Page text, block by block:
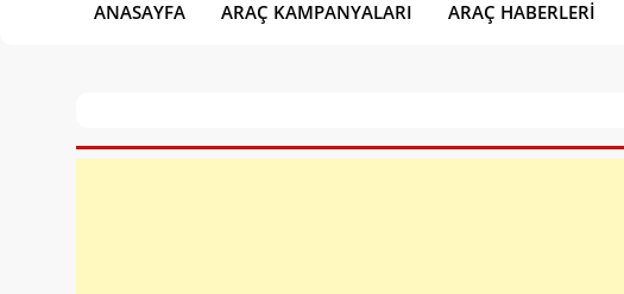
ANASAYFA ARAÇ KAMPANYALARI ARAÇ HABERLERI